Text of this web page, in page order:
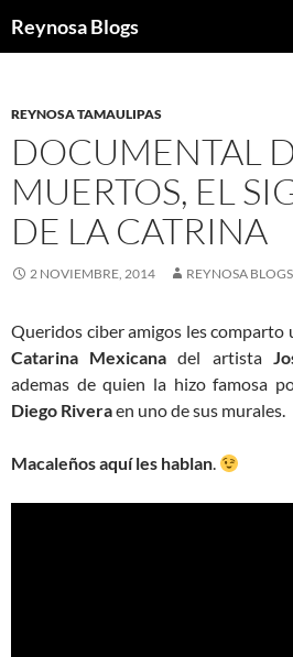
Reynosa Blogs
REYNOSA TAMAULIPAS
DOCUMENTAL
MUERTOS, EL
DE LA CATRINA
2 NOVIEMBRE, 2014 REYNOSA BLOGS
Queridos ciber amigos les comparto
Catarina Mexicana del artista
ademas de quien la hizo famosa
Diego Riveraen uno de sus murales.
Macaleños aquí les hablan.